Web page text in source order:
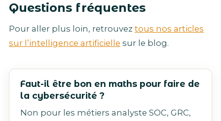
Questions fréquentes
Pour aller plus loin, retrouvez tous nos articles
sur l’intelligence artificielle sur le blog.
Faut-il être bon en maths pour faire de
la cybersécurité ?
Non pour les métiers analyste SOC, GRC,